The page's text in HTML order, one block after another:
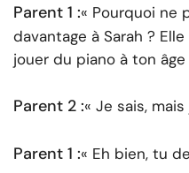
Parent 1 :« Pourquoi ne
davantage à Sarah ?
jouer du piano à ton âge
Parent 2 :« Je sais,
Parent 1 :« Eh bien, tu